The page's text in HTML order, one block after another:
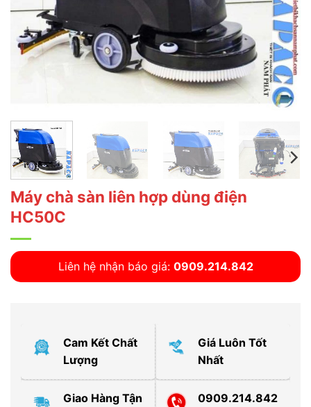
Máy chà sàn liên hợp dùng điện
HC50C
Liên hệ nhận báo giá: 0909.214.842
Cam Kết Chất
Lượng
Giá Luôn Tốt
Nhất
Giao Hàng Tận
0909.214.842